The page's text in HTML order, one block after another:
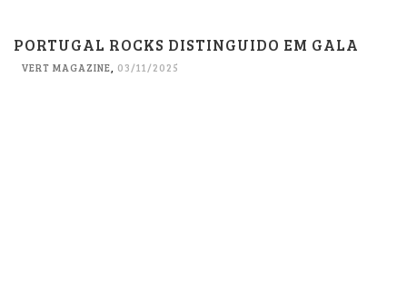
PORTUGAL ROCKS DISTINGUIDO EM GALA
VERT MAGAZINE, 03/11/2025